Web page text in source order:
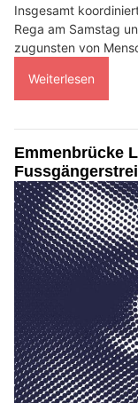
Insgesamt
Rega am Samstag
zugunsten von
Weiterlesen
Emmenbrücke